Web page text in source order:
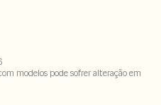
modelos pode sofrer alteração em